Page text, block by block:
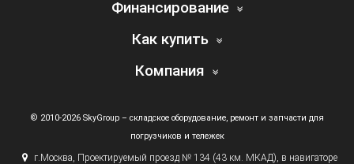
Финансирование
Как купить
Компания
© 2010-2026 SkyGroup – складское оборудование, ремонт и запчасти для
погрузчиков и тележек
г.Москва, Проектируемый проезд № 134 (43км. МКАД), в навигаторе